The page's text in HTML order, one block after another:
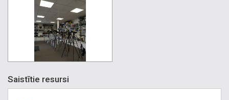
Saistītie resursi